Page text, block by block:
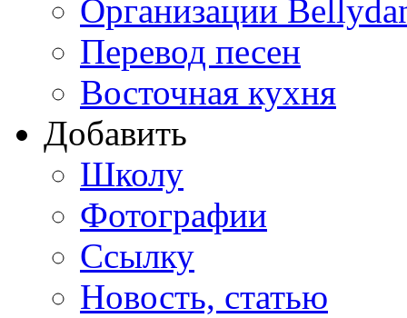
Организации
Перевод песен
Восточная кухня
Добавить
Школу
Фотографии
Ссылку
Новость, статью